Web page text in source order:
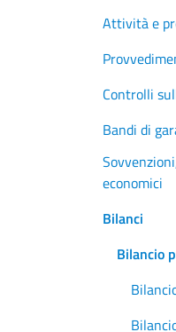
Attività e
Controlli
Bandi di
economici
Bilanci
Bilancio